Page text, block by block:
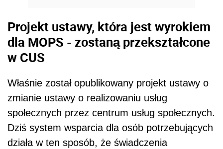
Projekt ustawy, która jest wyrokiem
dla MOPS - zostaną przekształcone
w CUS
Właśnie został opublikowany projekt ustawy o
zmianie ustawy o realizowaniu usług
społecznych przez centrum usług społecznych.
Dziś system wsparcia dla osób potrzebujących
działa w ten sposób, że świadczenia